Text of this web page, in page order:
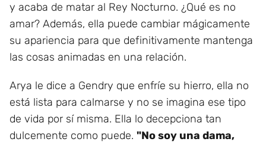
y acaba de matar al Rey Nocturno. ¿Qué es no
amar? Además, ella puede cambiar mágicamente
su apariencia para que definitivamente mantenga
las cosas animadas en una relación.
Arya le dice a Gendry que enfríe su hierro, ella no
está lista para calmarse y no se imagina ese tipo
de vida por sí misma. Ella lo decepciona tan
dulcemente como puede. "No soy una dama,